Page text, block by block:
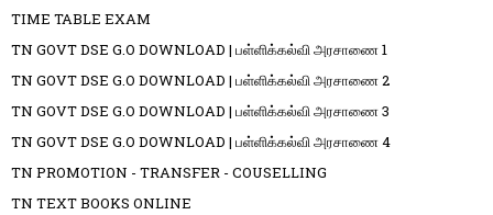
TIME TABLE EXAM
TN GOVT DSE G.O DOWNLOAD | பள்ளிக்கல்வி அரசாணை 1
TN GOVT DSE G.O DOWNLOAD | பள்ளிக்கல்வி அரசாணை 2
TN GOVT DSE G.O DOWNLOAD | பள்ளிக்கல்வி அரசாணை 3
TN GOVT DSE G.O DOWNLOAD | பள்ளிக்கல்வி அரசாணை 4
TN PROMOTION - TRANSFER - COUSELLING
TN TEXT BOOKS ONLINE